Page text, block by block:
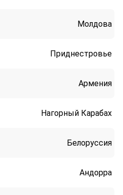
Молдова
Приднестровье
Армения
Нагорный Карабах
Белоруссия
Андорра